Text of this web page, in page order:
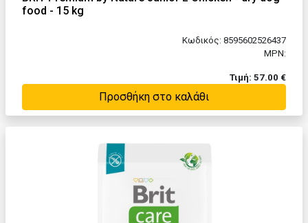
food - 15 kg
Κωδικός: 8595602526437
MPN:
Τιμή: 57.00 €
Προσθήκη στο καλάθι